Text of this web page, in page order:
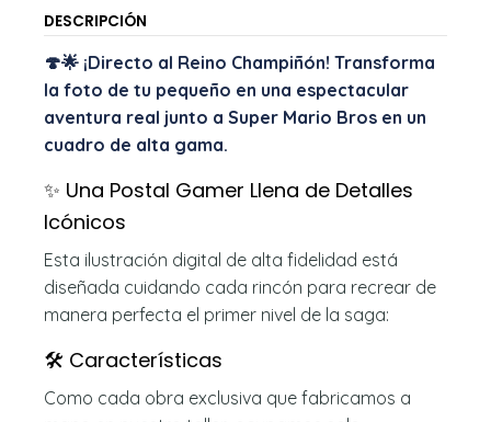
DESCRIPCIÓN
🍄🌟 ¡Directo al Reino Champiñón! Transforma
la foto de tu pequeño en una espectacular
aventura real junto a Super Mario Bros en un
cuadro de alta gama.
✨ Una Postal Gamer Llena de Detalles
Icónicos
Esta ilustración digital de alta fidelidad está
diseñada cuidando cada rincón para recrear de
manera perfecta el primer nivel de la saga:
🛠️ Características
Como cada obra exclusiva que fabricamos a